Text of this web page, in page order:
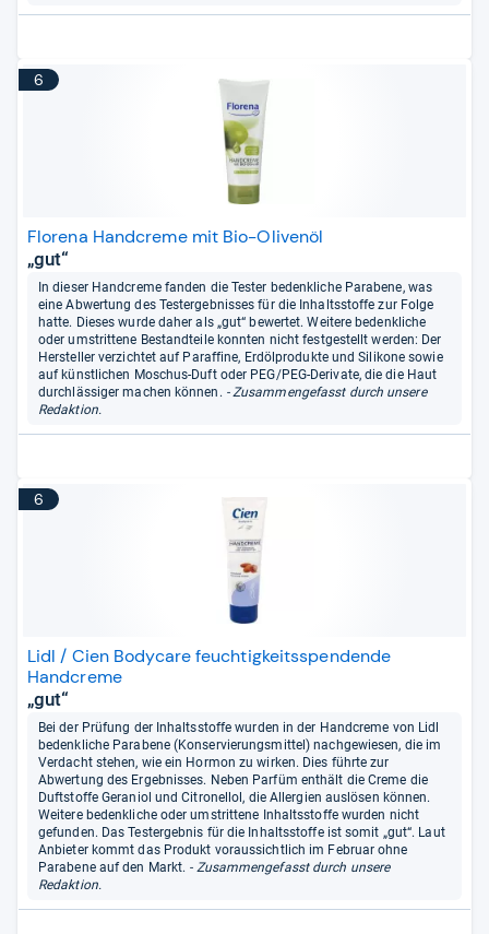
6
Florena Handcreme mit Bio-Olivenöl
„gut“
In dieser Handcreme fanden die Tester bedenkliche Parabene, was
eine Abwertung des Testergebnisses für die Inhaltsstoffe zur Folge
hatte. Dieses wurde daher als „gut“ bewertet. Weitere bedenkliche
oder umstrittene Bestandteile konnten nicht festgestellt werden: Der
Hersteller verzichtet auf Paraffine, Erdölprodukte und Silikone sowie
auf künstlichen Moschus-Duft oder PEG/PEG-Derivate, die die Haut
durchlässiger machen können. - Zusammengefasst durch unsere
Redaktion.
6
Lidl / Cien Bodycare feuchtigkeitsspendende
Handcreme
„gut“
Bei der Prüfung der Inhaltsstoffe wurden in der Handcreme von Lidl
bedenkliche Parabene (Konservierungsmittel) nachgewiesen, die im
Verdacht stehen, wie ein Hormon zu wirken. Dies führte zur
Abwertung des Ergebnisses. Neben Parfüm enthält die Creme die
Duftstoffe Geraniol und Citronellol, die Allergien auslösen können.
Weitere bedenkliche oder umstrittene Inhaltsstoffe wurden nicht
gefunden. Das Testergebnis für die Inhaltsstoffe ist somit „gut“. Laut
Anbieter kommt das Produkt voraussichtlich im Februar ohne
Parabene auf den Markt. - Zusammengefasst durch unsere
Redaktion.